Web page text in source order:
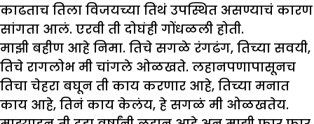
काढताच तिला विजयच्या तिथं उपस्थित असण्याचं कारण
सांगता आलं. एरवी ती दोघंही गोंधळली होती.
माझी बहीण आहे निमा. तिचे सगळे रंगढंग, तिच्या सवयी,
तिचे रागलोभ मी चांगले ओळखते. लहानपणापासूनच
तिचा चेहरा बघून ती काय करणार आहे, तिच्या मनात
काय आहे, तिनं काय केलंय, हे सगळं मी ओळखतेय.